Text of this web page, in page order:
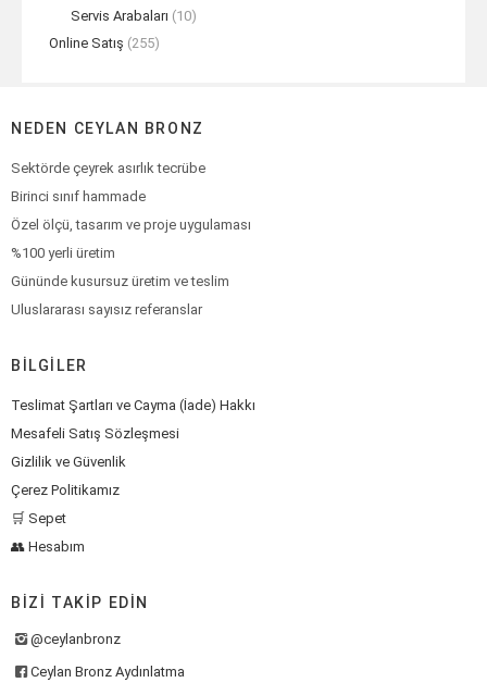
Servis Arabaları (10)
Online Satış (255)
NEDEN CEYLAN BRONZ
Sektörde çeyrek asırlık tecrübe
Birinci sınıf hammade
Özel ölçü, tasarım ve proje uygulaması
%100 yerli üretim
Gününde kusursuz üretim ve teslim
Uluslararası sayısız referanslar
BILGILER
Teslimat Şartları ve Cayma (İade) Hakkı
Mesafeli Satış Sözleşmesi
Gizlilik ve Güvenlik
Çerez Politikamız
🛒 Sepet
👥 Hesabım
BIZI TAKIP EDIN
@ceylanbronz
Ceylan Bronz Aydınlatma